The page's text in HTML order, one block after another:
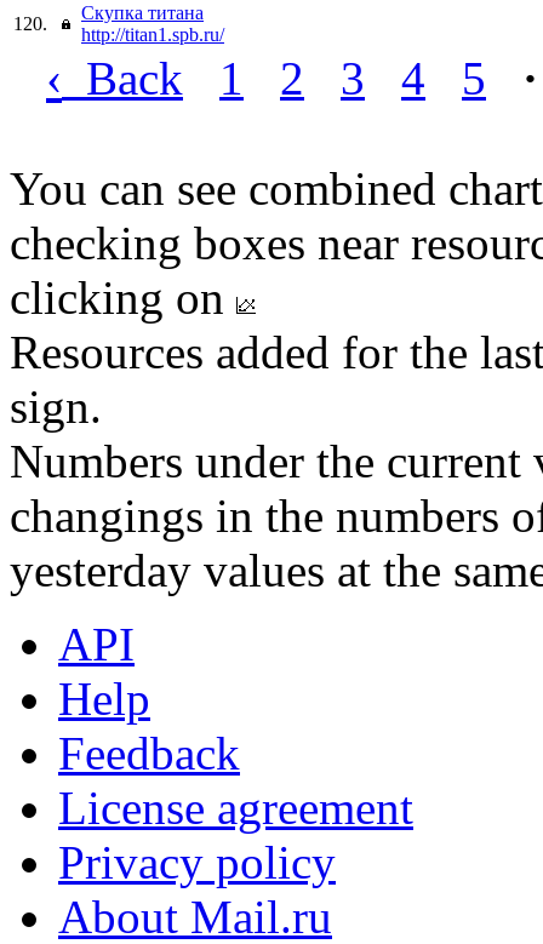
120.
Скупка титана
http://titan1.spb.ru/
‹ Back 1 2 3 4 5
You can see combined
checking boxes near
clicking on
Resources added for the
sign.
Numbers under the
changings in the numbers
yesterday values at the
API
Help
Feedback
License agreement
Privacy policy
About Mail.ru